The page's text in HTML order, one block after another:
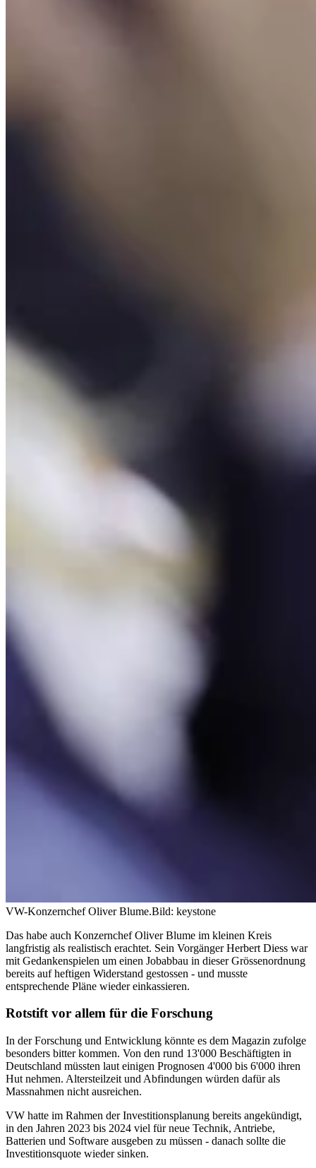
VW-Konzernchef Oliver Blume.Bild: keystone
Das habe auch Konzernchef Oliver Blume im kleinen Kreis
langfristig als realistisch erachtet. Sein Vorgänger Herbert Diess war
mit Gedankenspielen um einen Jobabbau in dieser Grössenordnung
bereits auf heftigen Widerstand gestossen - und musste
entsprechende Pläne wieder einkassieren.
Rotstift vor allem für die Forschung
In der Forschung und Entwicklung könnte es dem Magazin zufolge
besonders bitter kommen. Von den rund 13'000 Beschäftigten in
Deutschland müssten laut einigen Prognosen 4'000 bis 6'000 ihren
Hut nehmen. Altersteilzeit und Abfindungen würden dafür als
Massnahmen nicht ausreichen.
VW hatte im Rahmen der Investitionsplanung bereits angekündigt,
in den Jahren 2023 bis 2024 viel für neue Technik, Antriebe,
Batterien und Software ausgeben zu müssen - danach sollte die
Investitionsquote wieder sinken.